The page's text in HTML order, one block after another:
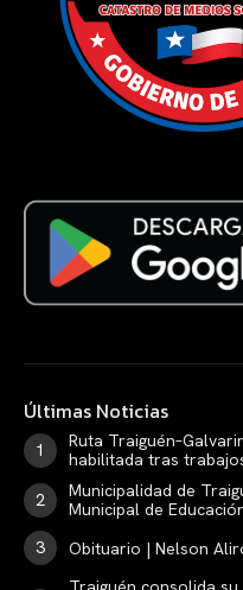
Últimas Noticias
Ruta
habilitada tras
Municipalidad de
Municipal de
Obituario | Nelson